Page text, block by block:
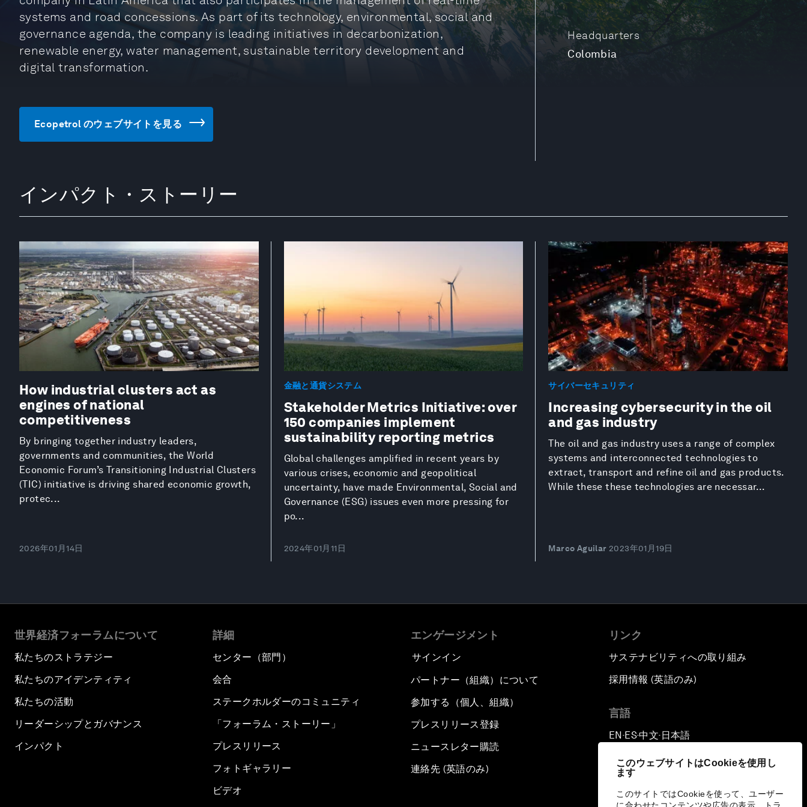
このウェブサイトはCookieを使用し
ます
このサイトではCookieを使って、ユーザー
Headquarters
Colombia
systems and road concessions. As part of its technology, environmental, social and
governance agenda, the company is leading initiatives in decarbonization,
renewable energy, water management, sustainable territory development and
digital transformation.
Ecopetrol のウェブサイトを見る
インパクト・ストーリー
How industrial clusters act as
engines of national
competitiveness
By bringing together industry leaders,
governments and communities, the World
Economic Forum’s Transitioning Industrial Clusters
(TIC) initiative is driving shared economic growth,
protec...
2026年01月14日
金融と通貨システム
Stakeholder Metrics Initiative: over
150 companies implement
sustainability reporting metrics
Global challenges amplified in recent years by
various crises, economic and geopolitical
uncertainty, have made Environmental, Social and
Governance (ESG) issues even more pressing for
po...
2024年01月11日
サイバーセキュリティ
Increasing cybersecurity in the oil
and gas industry
The oil and gas industry uses a range of complex
systems and interconnected technologies to
extract, transport and refine oil and gas products.
While these these technologies are necessar...
Marco Aguilar 2023年01月19日
世界経済フォーラムについて
私たちのストラテジー
私たちのアイデンティティ
私たちの活動
リーダーシップとガバナンス
インパクト
詳細
センター（部門）
会合
ステークホルダーのコミュニティ
「フォーラム・ストーリー」
プレスリリース
フォトギャラリー
ビデオ
エンゲージメント
サインイン
パートナー（組織）について
参加する（個人、組織）
プレスリリース登録
ニュースレター購読
連絡先 (英語のみ)
リンク
サステナビリティへの取り組み
採用情報 (英語のみ)
言語
EN ▪ES▪中文▪ 日本語